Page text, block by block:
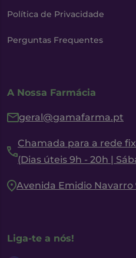
Política de Privacidade
Perguntas Frequentes
A Nossa Farmácia
geral@gamafarma.pt
Chamada para a rede
(Dias úteis 9h - 20h |
Avenida Emidio Navarro
Liga-te a nós!